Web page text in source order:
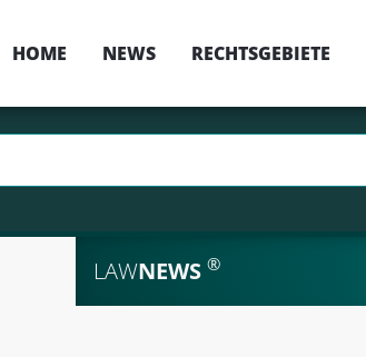
HOME NEWS RECHTSGEBIETE
LAWNEWS ®